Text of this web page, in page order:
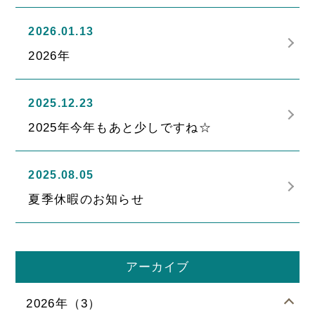
2026.01.13
2026年
2025.12.23
2025年今年もあと少しですね☆
2025.08.05
夏季休暇のお知らせ
アーカイブ
2026年（3）